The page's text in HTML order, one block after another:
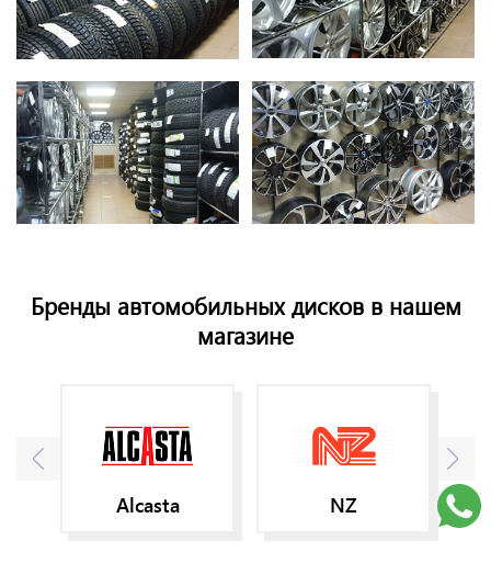
Бренды автомобильных дисков в нашем
магазине
Alcasta NZ